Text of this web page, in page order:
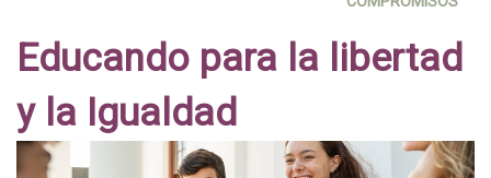
Educando para la libertad
y la Igualdad